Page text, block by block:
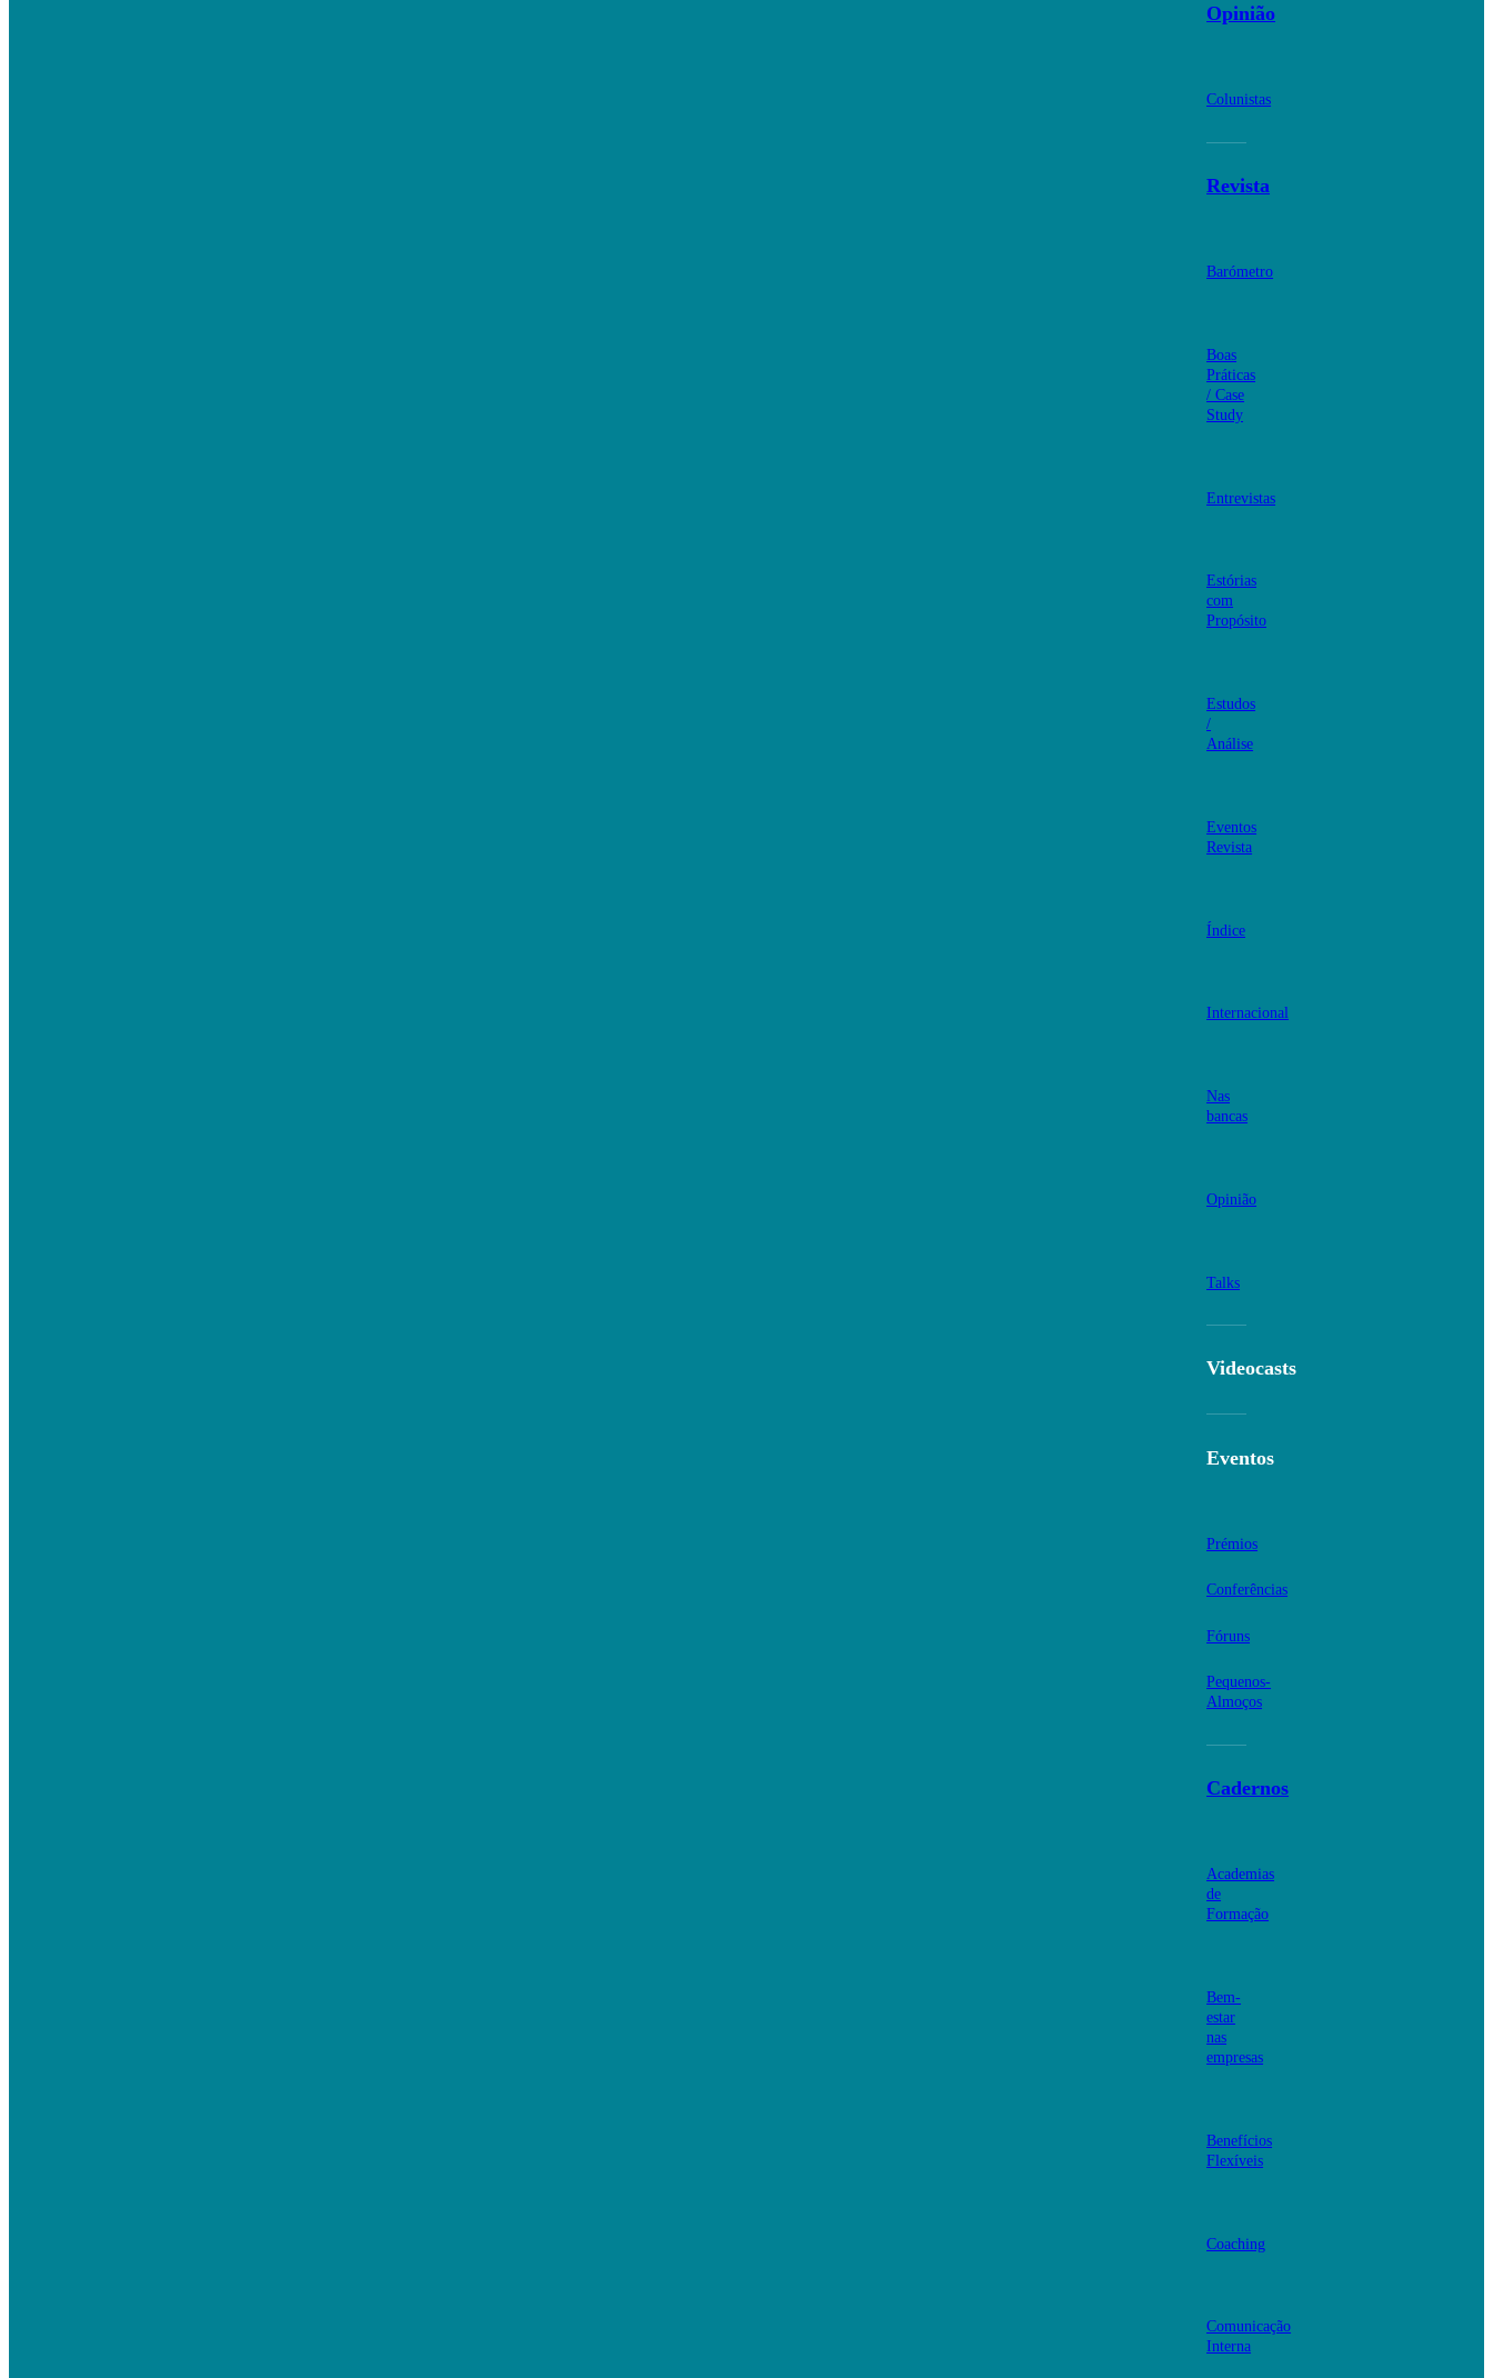
Opinião
Colunistas
Revista
Barómetro
Boas
Práticas
/ Case
Study
Entrevistas
Estórias
com
Propósito
Estudos
/
Análise
Eventos
Revista
Índice
Internacional
Nas
bancas
Opinião
Talks
Videocasts
Eventos
Prémios
Conferências
Fóruns
Pequenos-
Almoços
Cadernos
Academias
de
Formação
Bem-
estar
nas
empresas
Benefícios
Flexíveis
Coaching
Comunicação
Interna